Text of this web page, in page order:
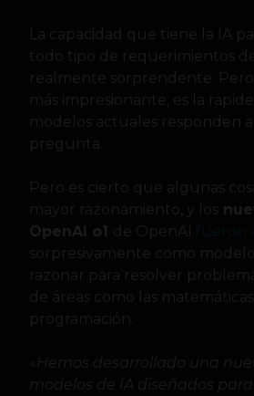
La capacidad que tiene la IA
todo tipo de requerimientos de
realmente sorprendente.
más impresionante, es la
modelos actuales responden a
pregunta.
Pero es cierto que algunas
mayor razonamiento, y los
OpenAI o1 de OpenAI
sorpresivamente como
razonar para resolver
de áreas como las
programación.
Hemos desarrollado una
modelos de IA diseñados para